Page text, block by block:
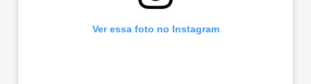
Ver essa foto no Instagram